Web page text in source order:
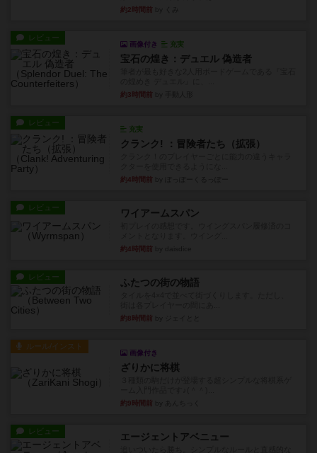
約2時間前
レビュー
画像付き 充実
宝石の煌き：デュエル 偽造者
約3時間前
レビュー
充実
クランク! ：冒険者たち（拡張）
約4時間前
レビュー ワイアームスパン
約4時間前
レビュー ふたつの街の物語
約8時間前
ルール/インスト
画像付き
ざりかに将棋
約9時間前
レビュー エージェントアベニュー